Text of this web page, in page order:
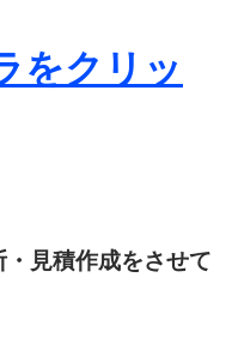
をクリッ
・見積作成をさせて